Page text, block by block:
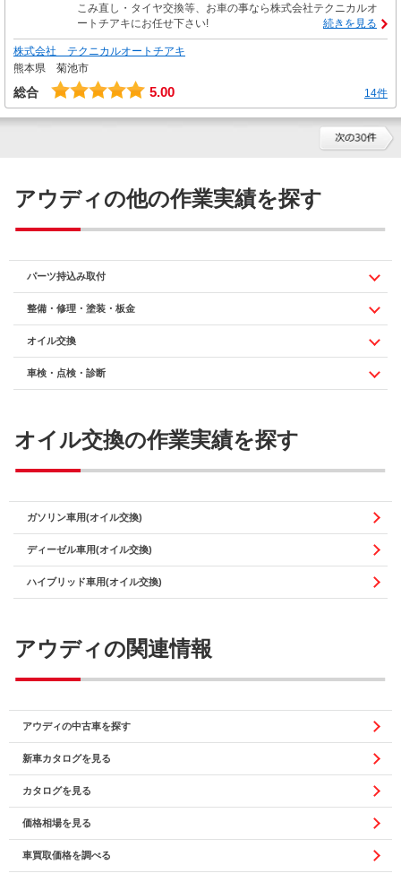
こみ直し・タイヤ交換等、お車の事なら株式会社テクニカルオ
ートチアキにお任せ下さい!
続きを見る
株式会社 テクニカルオートチアキ
熊本県 菊池市
総合 5.00 14件
アウディの他の作業実績を探す
パーツ持込み取付
整備・修理・塗装・板金
オイル交換
車検・点検・診断
オイル交換の作業実績を探す
ガソリン車用(オイル交換)
ディーゼル車用(オイル交換)
ハイブリッド車用(オイル交換)
アウディの関連情報
アウディの中古車を探す
新車カタログを見る
カタログを見る
価格相場を見る
車買取価格を調べる